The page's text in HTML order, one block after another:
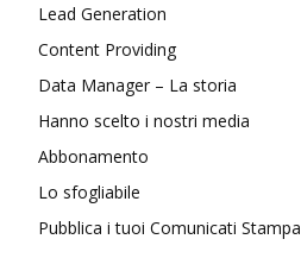
Lead Generation
Content Providing
Data Manager – La storia
Hanno scelto i nostri media
Abbonamento
Lo sfogliabile
Pubblica i tuoi Comunicati Stampa